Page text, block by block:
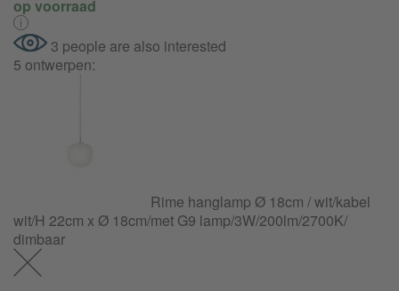
op voorraad
3 people are also interested
5 ontwerpen:
Rime hanglamp Ø 18cm / wit/kabel
wit/H 22cm x Ø 18cm/met G9 lamp/3W/200lm/2700K/
dimbaar